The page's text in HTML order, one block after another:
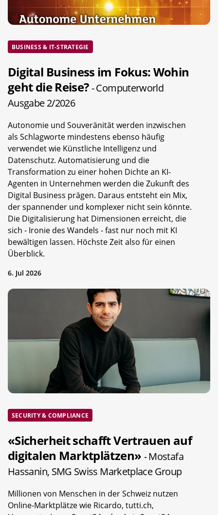
BUSINESS & IT-STRATEGIE
Digital Business im Fokus: Wohin
geht die Reise?- Computerworld
Ausgabe 2/2026
Autonomie und Souveränität werden inzwischen
als Schlagworte mindestens ebenso häufig
verwendet wie Künstliche Intelligenz und
Datenschutz. Automatisierung und die
Transformation zu einer hohen Dichte an KI-
Agenten in Unternehmen werden die Zukunft des
Digital Business prägen. Daraus entsteht ein Mix,
der spannender und komplexer nicht sein könnte.
Die Digitalisierung hat Dimensionen erreicht, die
sich - Ironie des Wandels - fast nur noch mit KI
bewältigen lassen. Höchste Zeit also für einen
Überblick.
6. Jul 2026
SECURITY & COMPLIANCE
«Sicherheit schafft Vertrauen auf
digitalen Marktplätzen» - Mostafa
Hassanin, SMG Swiss Marketplace Group
Millionen von Menschen in der Schweiz nutzen
Online-Marktplätze wie Ricardo, tutti.ch,